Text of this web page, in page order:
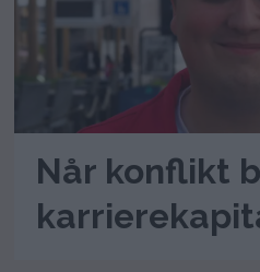
Når konflikt